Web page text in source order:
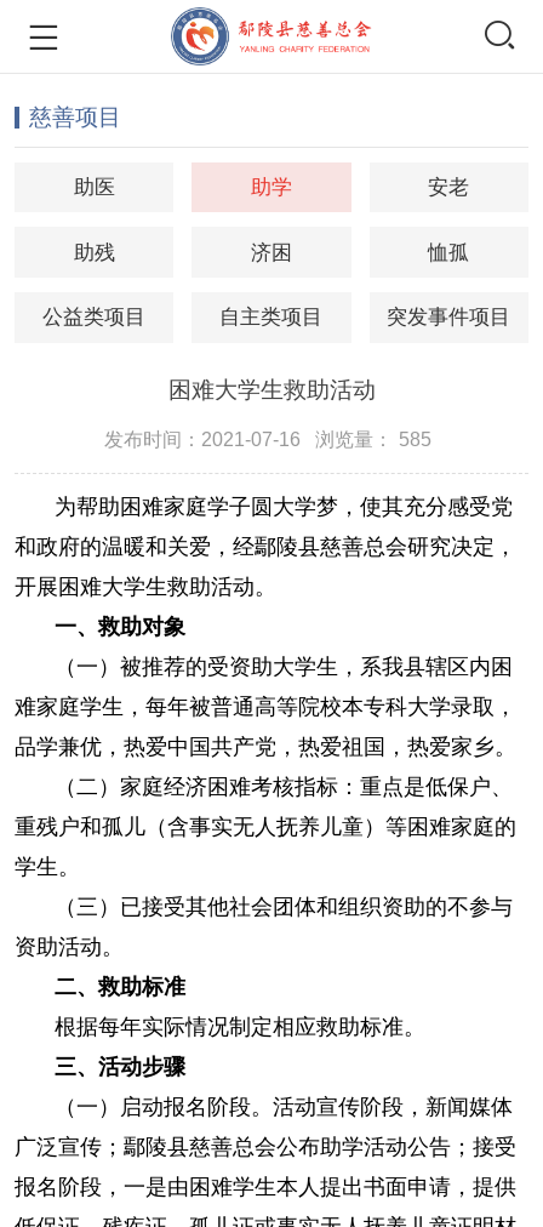
 
慈善项目
助医 助学 安老
助残 济困 恤孤
公益类项目 自主类项目 突发事件项目
困难大学生救助活动
发布时间：2021-07-16 浏览量： 585
为帮助困难家庭学子圆大学梦，使其充分感受党
和政府的温暖和关爱，经鄢陵县慈善总会研究决定，
开展困难大学生救助活动。
一、救助对象
（一）被推荐的受资助大学生，系我县辖区内困
难家庭学生，每年被普通高等院校本专科大学录取，
品学兼优，热爱中国共产党，热爱祖国，热爱家乡。
（二）家庭经济困难考核指标：重点是低保户、
重残户和孤儿（含事实无人抚养儿童）等困难家庭的
学生。
（三）已接受其他社会团体和组织资助的不参与
资助活动。
二、救助标准
根据每年实际情况制定相应救助标准。
三、活动步骤
（一）启动报名阶段。活动宣传阶段，新闻媒体
广泛宣传；鄢陵县慈善总会公布助学活动公告；接受
报名阶段，一是由困难学生本人提出书面申请，提供